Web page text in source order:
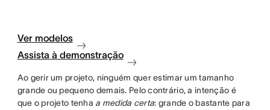
Ver modelos
Assista à demonstração
Ao gerir um projeto, ninguém quer estimar um tamanho
grande ou pequeno demais. Pelo contrário, a intenção é
que o projeto tenha a medida certa: grande o bastante para